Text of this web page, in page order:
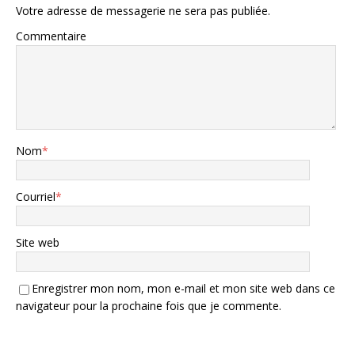
Votre adresse de messagerie ne sera pas publiée.
Commentaire
Nom*
Courriel*
Site web
Enregistrer mon nom, mon e-mail et mon site web dans ce
navigateur pour la prochaine fois que je commente.